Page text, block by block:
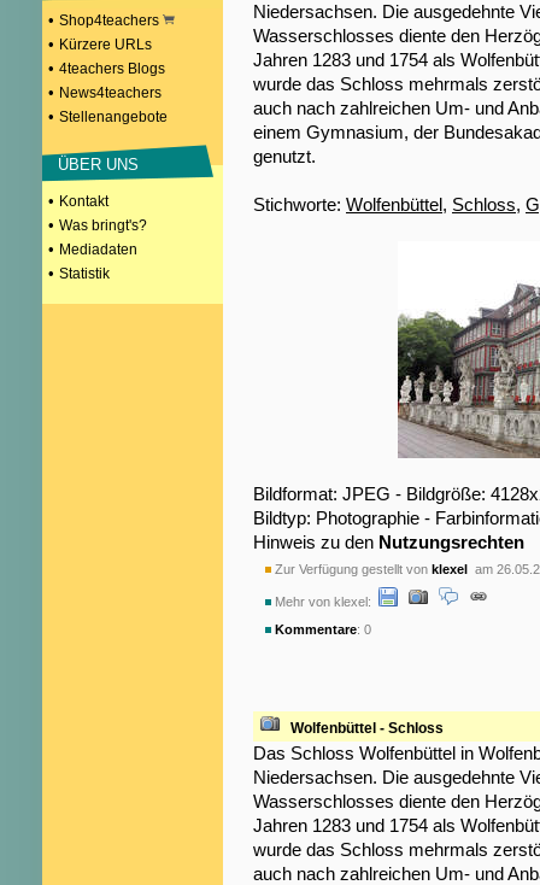
• Shop4teachers
• Kürzere URLs
• 4teachers Blogs
• News4teachers
• Stellenangebote
ÜBER UNS
• Kontakt
• Was bringt's?
• Mediadaten
• Statistik
Niedersachsen. Die ausgedehnte
Wasserschlosses diente den
Jahren 1283 und 1754 als
wurde das Schloss mehrmals
auch nach zahlreichen Um- und
einem Gymnasium, der
genutzt.
Stichworte: Wolfenbüttel, Schloss,
Bildformat: JPEG - Bildgröße:
Bildtyp: Photographie -
Hinweis zu den Nutzungsrechten
Zur Verfügung gestellt von klexel am
Mehr von klexel:
Kommentare: 0
Wolfenbüttel - Schloss
Das Schloss Wolfenbüttel in
Niedersachsen. Die ausgedehnte
Wasserschlosses diente den
Jahren 1283 und 1754 als
wurde das Schloss mehrmals
auch nach zahlreichen Um- und